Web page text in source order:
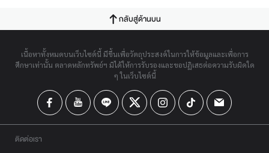
กลับสู่ด้านบน
เนื้อหาทั้งหมดบนเว็บไซต์นี้ มีขึ้นเพื่อวัตถุประสงค์ในการให้ข้อมูลและเพื่อการ
ศึกษาเท่านั้น ตลาดหลักทรัพย์ฯ มิได้ให้การรับรองและขอปฏิเสธต่อความรับผิดใด
ๆ ในเว็บไซต์นี้
ติดต่อเรา